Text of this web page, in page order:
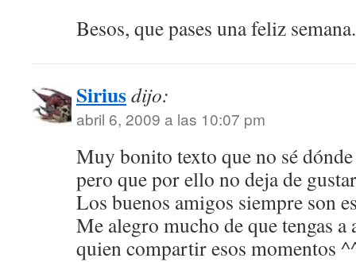
Besos, que pases una feliz semana.
Siriusdijo:
abril 6, 2009 a las 10:07 pm
Muy bonito texto que no sé
pero que por ello no deja de
Los buenos amigos siempre son
Me alegro mucho de que tengas
quien compartir esos momentos